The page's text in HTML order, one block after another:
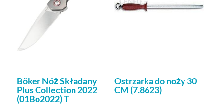
Böker Nóż Składany
Plus Collection 2022
(01Bo2022) T
Ostrzarka do noży 30
CM (7.8623)